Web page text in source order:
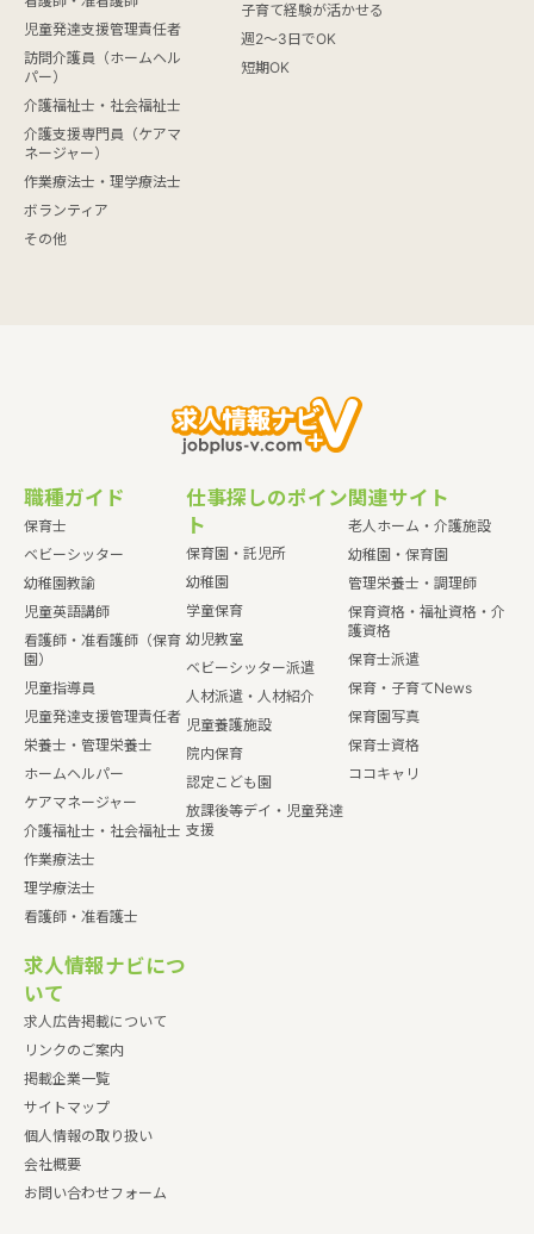
児童発達支援管理責任者
訪問介護員（ホームヘル
パー）
介護福祉士・社会福祉士
介護支援専門員（ケアマ
ネージャー）
作業療法士・理学療法士
ボランティア
その他
子育て経験が活かせる
週2～3日でOK
短期OK
職種ガイド
保育士
ベビーシッター
幼稚園教諭
児童英語講師
看護師・准看護師（保育
園）
児童指導員
児童発達支援管理責任者
栄養士・管理栄養士
ホームヘルパー
ケアマネージャー
介護福祉士・社会福祉士
作業療法士
理学療法士
看護師・准看護士
仕事探しのポイン
ト
保育園・託児所
幼稚園
学童保育
幼児教室
ベビーシッター派遣
人材派遣・人材紹介
児童養護施設
院内保育
認定こども園
放課後等デイ・児童発達
支援
関連サイト
老人ホーム・介護施設
幼稚園・保育園
管理栄養士・調理師
保育資格・福祉資格・介
護資格
保育士派遣
保育・子育てNews
保育園写真
保育士資格
ココキャリ
求人情報ナビにつ
いて
求人広告掲載について
リンクのご案内
掲載企業一覧
サイトマップ
個人情報の取り扱い
会社概要
お問い合わせフォーム